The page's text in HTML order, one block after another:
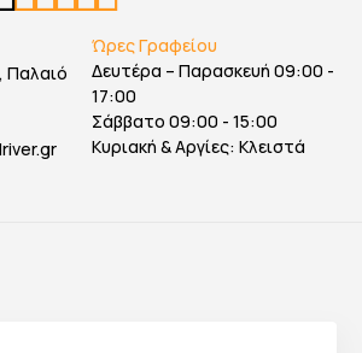
Παλαιό
Ώρες Γραφείου
Δευτέρα – Παρασκευή 09:00 -
17:00
Σάββατο 09:00 - 15:00
Κυριακή & Αργίες: Κλειστά